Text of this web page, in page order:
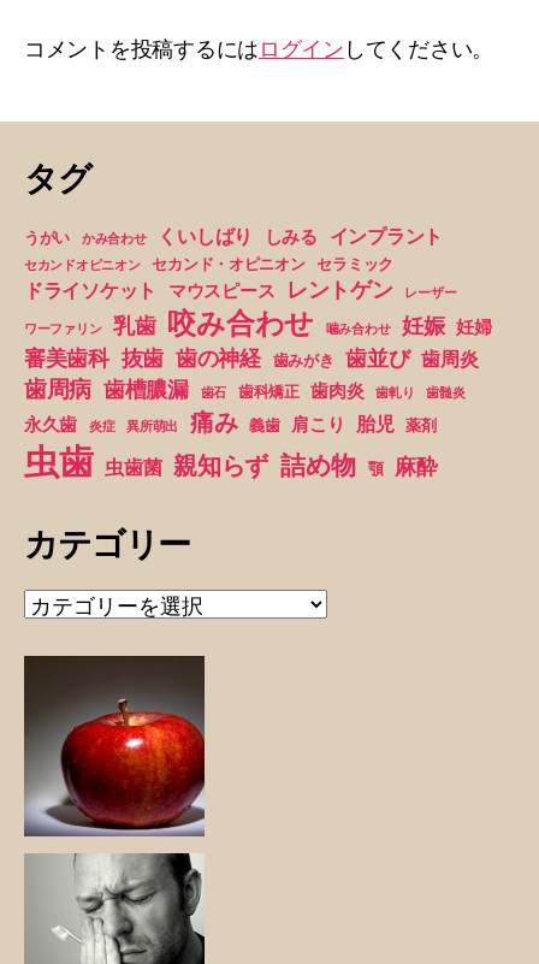
コメントを投稿するには ログイン してください。
タグ
うがい かみ合わせ くいしばり しみる インプラント
セカンドオピニオン セカンド・オピニオン セラミック
ドライソケット マウスピース レントゲン レーザー
ワーファリン 乳歯 咬み合わせ 噛み合わせ 妊娠 妊婦
審美歯科 抜歯 歯の神経 歯みがき 歯並び 歯周炎
歯周病 歯槽膿漏 歯石 歯科矯正 歯肉炎 歯軋り 歯髄炎
永久歯 炎症 異所萌出 痛み 義歯 肩こり 胎児 薬剤
虫歯 虫歯菌 親知らず 詰め物 顎 麻酔
カテゴリー
カ
テ